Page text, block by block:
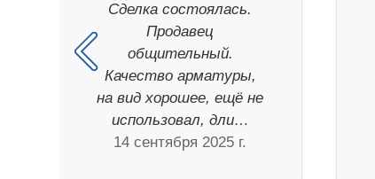
Сделка состоялась.
Продавец
общительный.
Качество арматуры,
на вид хорошее, ещё не
использовал, дли…
14 сентября 2025 г.